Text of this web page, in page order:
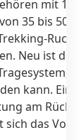
mit
35 bis 50
Neu ist
kann. Ein
am
sich das